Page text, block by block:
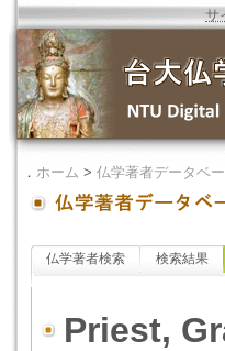
サ
． ホーム > 仏学著者データベ
仏学著者検索 検索結果
Priest,